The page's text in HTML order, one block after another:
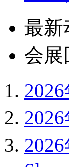
最新
会展